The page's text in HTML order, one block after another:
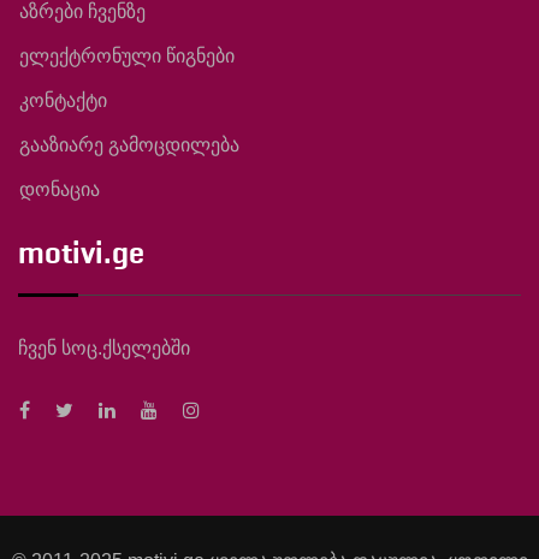
აზრები ჩვენზე
ელექტრონული წიგნები
კონტაქტი
გააზიარე გამოცდილება
დონაცია
motivi.ge
ჩვენ სოც.ქსელებში